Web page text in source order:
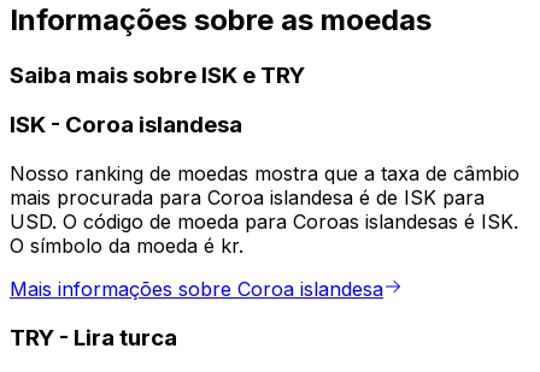
Informações sobre as moedas
Saiba mais sobre ISK e TRY
ISK - Coroa islandesa
Nosso ranking de moedas mostra que a taxa de câmbio
mais procurada para Coroa islandesa é de ISK para
USD. O código de moeda para Coroas islandesas é ISK.
O símbolo da moeda é kr.
Mais informações sobre Coroa islandesa
TRY - Lira turca